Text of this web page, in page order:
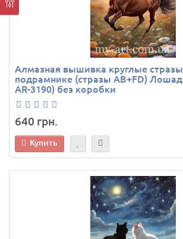
Алмазная вышивка круглые стразы
подрамнике (стразы AB+FD)
AR-3190) без коробки
640 грн.
Купить